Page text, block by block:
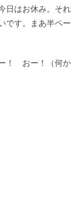
日はお休み。それ
です。まあ半ペー
！ おー！（何か